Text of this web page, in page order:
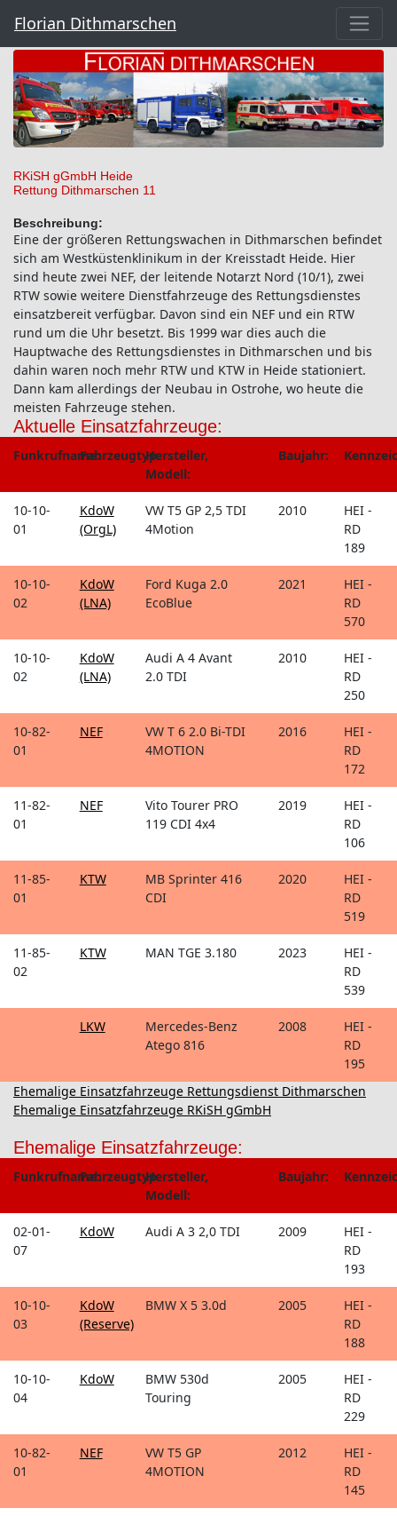
Florian Dithmarschen
RKiSH gGmbH Heide
Rettung Dithmarschen 11
Beschreibung:
Eine der größeren Rettungswachen in Dithmarschen befindet
sich am Westküstenklinikum in der Kreisstadt Heide. Hier
sind heute zwei NEF, der leitende Notarzt Nord (10/1), zwei
RTW sowie weitere Dienstfahrzeuge des Rettungsdienstes
einsatzbereit verfügbar. Davon sind ein NEF und ein RTW
rund um die Uhr besetzt. Bis 1999 war dies auch die
Hauptwache des Rettungsdienstes in Dithmarschen und bis
dahin waren noch mehr RTW und KTW in Heide stationiert.
Dann kam allerdings der Neubau in Ostrohe, wo heute die
meisten Fahrzeuge stehen.
Aktuelle Einsatzfahrzeuge:
Funkrufname:Fahrzeugtyp:Hersteller,
Modell:
Baujahr:
10-10-
01
KdoW
(OrgL)
VW T5 GP 2,5 TDI
4Motion
2010
HEI -
RD
189
10-10-
02
KdoW
(LNA)
Ford Kuga 2.0
EcoBlue
2021
HEI -
RD
570
10-10-
02
KdoW
(LNA)
Audi A 4 Avant
2.0 TDI
2010
HEI -
RD
250
10-82-
01
NEF
VW T 6 2.0 Bi-TDI
4MOTION
2016
HEI -
RD
172
11-82-
01
NEF
Vito Tourer PRO
119 CDI 4x4
2019
HEI -
RD
106
11-85-
01
KTW
MB Sprinter 416
CDI
2020
HEI -
RD
519
11-85-
02
KTW MAN TGE 3.180 2023
HEI -
RD
539
LKW
Mercedes-Benz
Atego 816
2008
HEI -
RD
195
Ehemalige Einsatzfahrzeuge Rettungsdienst Dithmarschen
Ehemalige Einsatzfahrzeuge RKiSH gGmbH
Ehemalige Einsatzfahrzeuge:
Funkrufname:Fahrzeugtyp:Hersteller,
Modell:
Baujahr:
02-01-
07
KdoW Audi A 3 2,0 TDI 2009
HEI -
RD
193
10-10-
03
KdoW
(Reserve)
BMW X 5 3.0d 2005
HEI -
RD
188
10-10-
04
KdoW
BMW 530d
Touring
2005
HEI -
RD
229
10-82-
01
NEF
VW T5 GP
4MOTION
2012
HEI -
RD
145